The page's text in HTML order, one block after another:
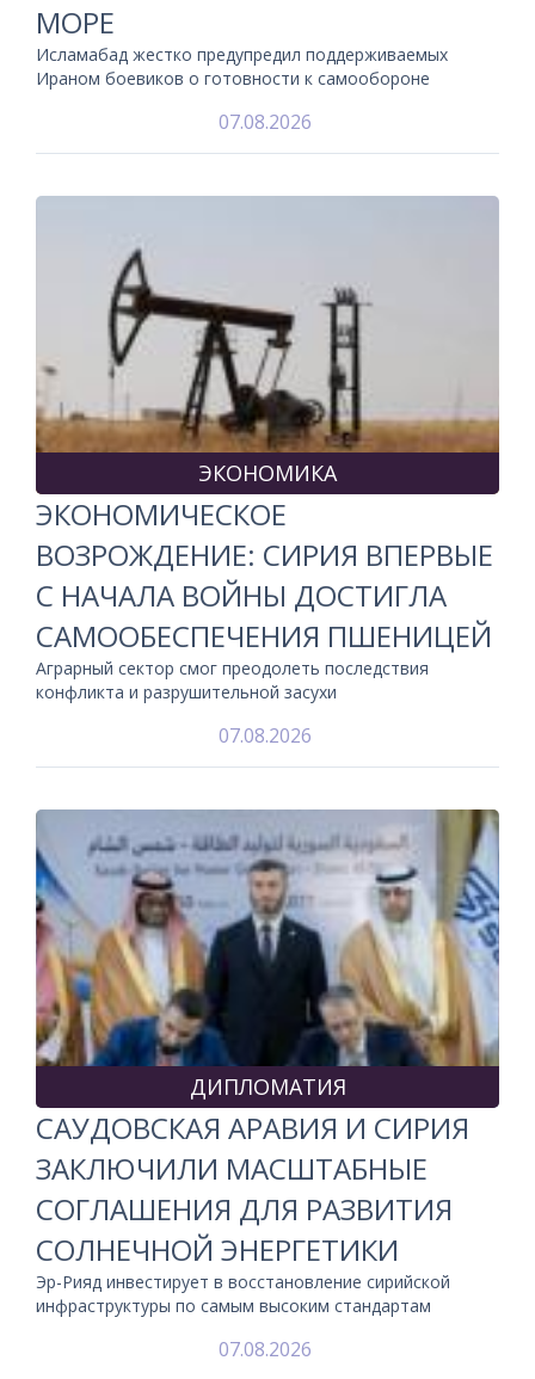
МОРЕ
Исламабад жестко предупредил поддерживаемых
Ираном боевиков о готовности к самообороне
07.08.2026
ЭКОНОМИКА
ЭКОНОМИЧЕСКОЕ
ВОЗРОЖДЕНИЕ: СИРИЯ ВПЕРВЫЕ
С НАЧАЛА ВОЙНЫ ДОСТИГЛА
САМООБЕСПЕЧЕНИЯ ПШЕНИЦЕЙ
Аграрный сектор смог преодолеть последствия
конфликта и разрушительной засухи
07.08.2026
ДИПЛОМАТИЯ
САУДОВСКАЯ АРАВИЯ И СИРИЯ
ЗАКЛЮЧИЛИ МАСШТАБНЫЕ
СОГЛАШЕНИЯ ДЛЯ РАЗВИТИЯ
СОЛНЕЧНОЙ ЭНЕРГЕТИКИ
Эр-Рияд инвестирует в восстановление сирийской
инфраструктуры по самым высоким стандартам
07.08.2026